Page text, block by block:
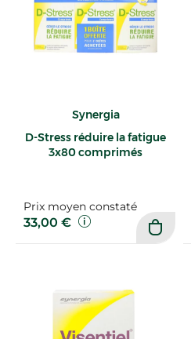
Synergia
D-Stress réduire la fatigue
3x80 comprimés
Prix moyen constaté
33,00 €